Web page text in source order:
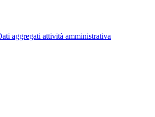
aggregati attività amministrativa